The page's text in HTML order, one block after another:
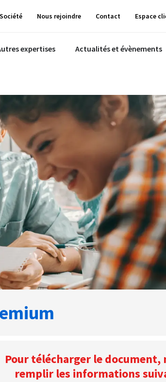
Société Nous rejoindre Contact Espace
expertises Actualités et évènements
Pour télécharger le document,
remplir les informations